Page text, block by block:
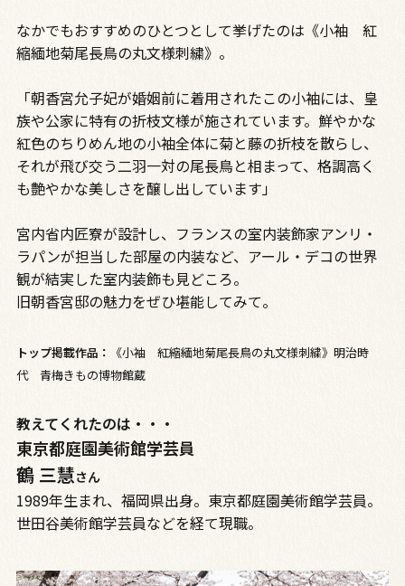
なかでもおすすめのひとつとして挙げたのは《小袖 紅
縮緬地菊尾長鳥の丸文様刺繍》。
「朝香宮允子妃が婚姻前に着用されたこの小袖には、皇
族や公家に特有の折枝文様が施されています。鮮やかな
紅色のちりめん地の小袖全体に菊と藤の折枝を散らし、
それが飛び交う二羽一対の尾長鳥と相まって、格調高く
も艶やかな美しさを醸し出しています」
宮内省内匠寮が設計し、フランスの室内装飾家アンリ・
ラパンが担当した部屋の内装など、アール・デコの世界
観が結実した室内装飾も見どころ。
旧朝香宮邸の魅力をぜひ堪能してみて。
トップ掲載作品：
《小袖 紅縮緬地菊尾長鳥の丸文様刺繍》明治時
代 青梅きもの博物館蔵
教えてくれたのは・・・
東京都庭園美術館学芸員
鶴 三慧さん
1989年生まれ、福岡県出身。東京都庭園美術館学芸員。
世田谷美術館学芸員などを経て現職。